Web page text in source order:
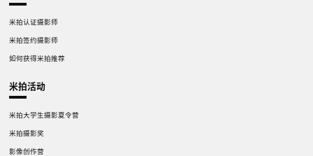
米拍认证摄影师
米拍签约摄影师
如何获得米拍推荐
米拍活动
米拍大学生摄影夏令营
米拍摄影奖
影像创作营